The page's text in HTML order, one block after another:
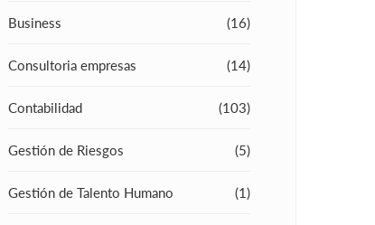
Business (16)
Consultoria empresas (14)
Contabilidad (103)
Gestión de Riesgos (5)
Gestión de Talento Humano (1)